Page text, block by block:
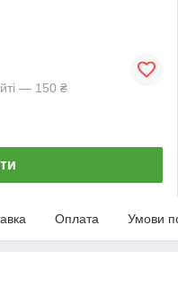
— 150 ₴
Оплата Умови